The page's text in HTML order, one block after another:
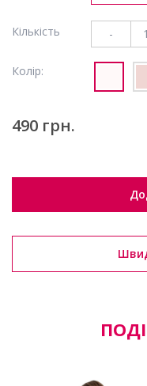
Кількість -
Колір:
490 грн.